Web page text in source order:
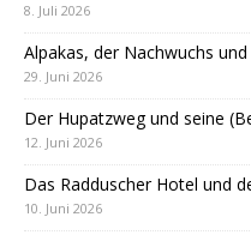
8. Juli 2026
Alpakas, der Nachwuchs
29. Juni 2026
Der Hupatzweg und seine
12. Juni 2026
Das Radduscher Hotel und
10. Juni 2026